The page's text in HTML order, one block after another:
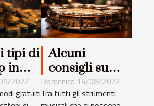
tipi di
in
2022
gratuiti
Alcuni
consigli su
come suonare
bene il
Domenica 14/08/2022
Tra tutti gli strumenti